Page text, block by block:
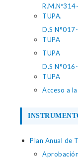
TUPA.
D.S
TUPA
TUPA
D.S
TUPA
Acceso a
Plan Anual de